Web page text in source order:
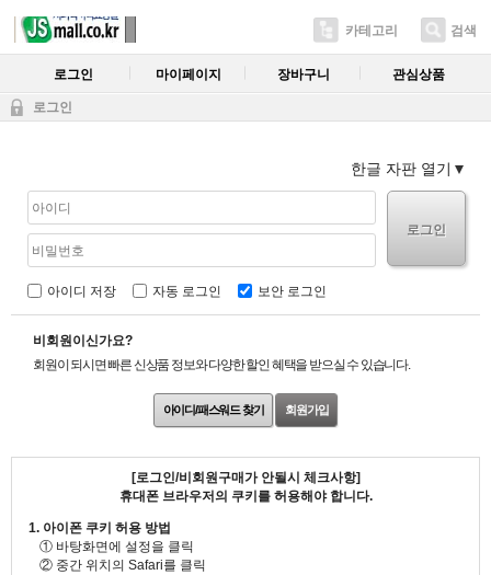
카테고리 검색
로그인 마이페이지 장바구니 관심상품
로그인
한글 자판 열기
로그인
아이디 저장 자동 로그인 보안 로그인
비회원이신가요?
회원이 되시면 빠른 신상품 정보와 다양한 할인 혜택을 받으실 수 있습니다.
아이디/패스워드 찾기 회원가입
[로그인/비회원구매가 안될시 체크사항]
휴대폰 브라우저의 쿠키를 허용해야 합니다.
1. 아이폰 쿠키 허용 방법
① 바탕화면에 설정을 클릭
② 중간 위치의 Safari를 클릭